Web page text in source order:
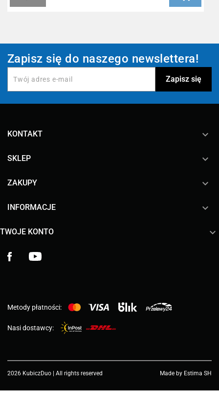
Zapisz się do naszego newslettera!
KONTAKT keyboard_arrow_down
SKLEP 
ZAKUPY 
INFORMACJE 
TWOJE KONTO 
Facebook
Metody płatności:
Nasi dostawcy:
2026 KubiczDuo | All rights reserved Made by Estima SH